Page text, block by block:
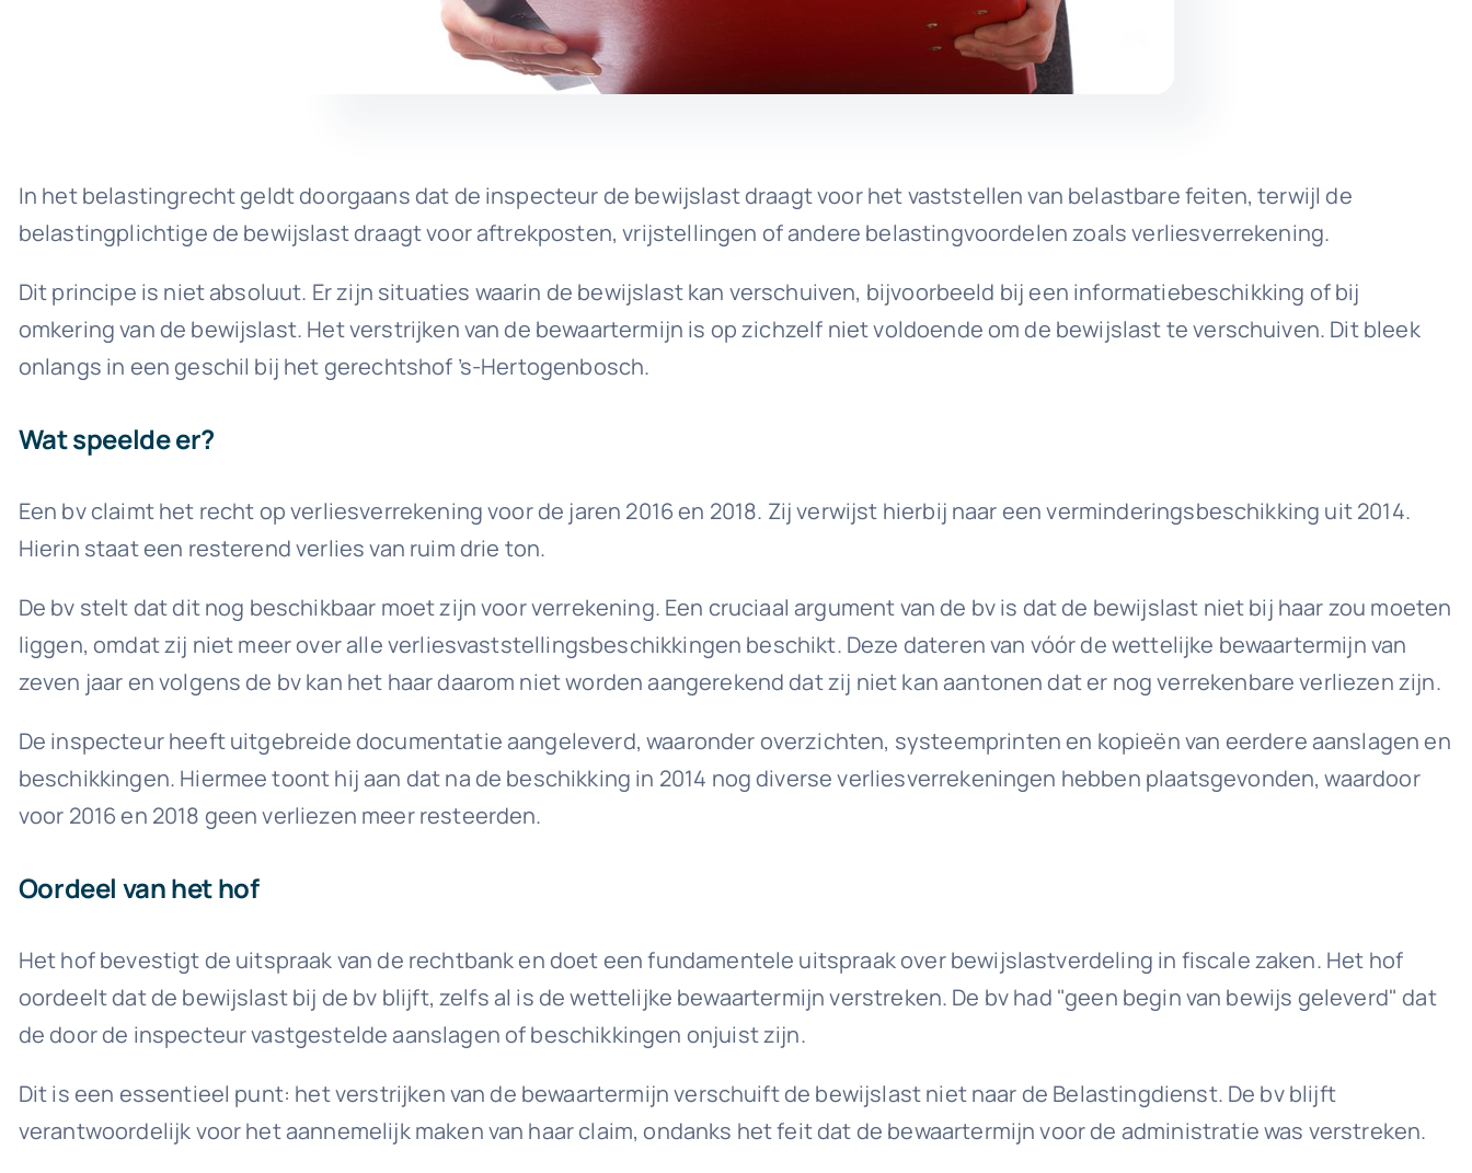
In het belastingrecht geldt doorgaans dat de inspecteur de bewijslast draagt voor het vaststellen van belastbare feiten, terwijl de
belastingplichtige de bewijslast draagt voor aftrekposten, vrijstellingen of andere belastingvoordelen zoals verliesverrekening.
Dit principe is niet absoluut. Er zijn situaties waarin de bewijslast kan verschuiven, bijvoorbeeld bij een informatiebeschikking of bij
omkering van de bewijslast. Het verstrijken van de bewaartermijn is op zichzelf niet voldoende om de bewijslast te verschuiven. Dit bleek
onlangs in een geschil bij het gerechtshof ’s-Hertogenbosch.
Wat speelde er?
Een bv claimt het recht op verliesverrekening voor de jaren 2016 en 2018. Zij verwijst hierbij naar een verminderingsbeschikking uit 2014.
Hierin staat een resterend verlies van ruim drie ton.
De bv stelt dat dit nog beschikbaar moet zijn voor verrekening. Een cruciaal argument van de bv is dat de bewijslast niet bij haar zou moeten
liggen, omdat zij niet meer over alle verliesvaststellingsbeschikkingen beschikt. Deze dateren van vóór de wettelijke bewaartermijn van
zeven jaar en volgens de bv kan het haar daarom niet worden aangerekend dat zij niet kan aantonen dat er nog verrekenbare verliezen zijn.
De inspecteur heeft uitgebreide documentatie aangeleverd, waaronder overzichten, systeemprinten en kopieën van eerdere aanslagen en
beschikkingen. Hiermee toont hij aan dat na de beschikking in 2014 nog diverse verliesverrekeningen hebben plaatsgevonden, waardoor
voor 2016 en 2018 geen verliezen meer resteerden.
Oordeel van het hof
Het hof bevestigt de uitspraak van de rechtbank en doet een fundamentele uitspraak over bewijslastverdeling in fiscale zaken. Het hof
oordeelt dat de bewijslast bij de bv blijft, zelfs al is de wettelijke bewaartermijn verstreken. De bv had "geen begin van bewijs geleverd" dat
de door de inspecteur vastgestelde aanslagen of beschikkingen onjuist zijn.
Dit is een essentieel punt: het verstrijken van de bewaartermijn verschuift de bewijslast niet naar de Belastingdienst. De bv blijft
verantwoordelijk voor het aannemelijk maken van haar claim, ondanks het feit dat de bewaartermijn voor de administratie was verstreken.